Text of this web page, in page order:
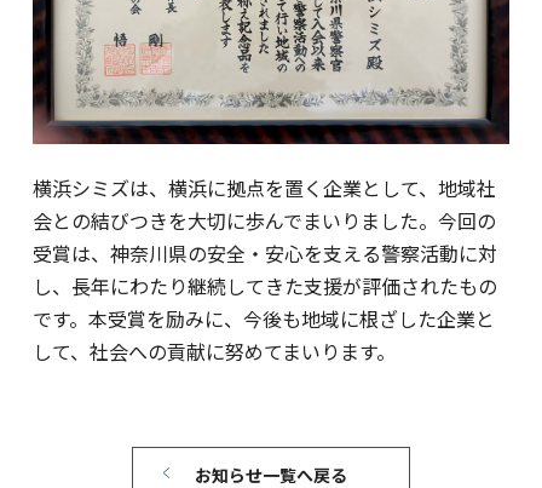
横浜シミズは、横浜に拠点を置く企業として、地域社
会との結びつきを大切に歩んでまいりました。今回の
受賞は、神奈川県の安全・安心を支える警察活動に対
し、長年にわたり継続してきた支援が評価されたもの
です。本受賞を励みに、今後も地域に根ざした企業と
して、社会への貢献に努めてまいります。
お知らせ一覧へ戻る